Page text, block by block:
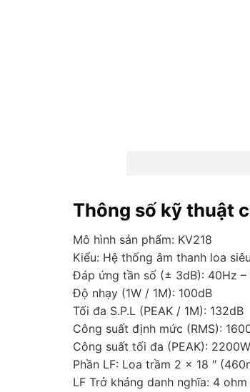
Thông số kỹ thuật
Mô hình sản phẩm: KV218
Kiểu: Hệ thống âm thanh loa
Đáp ứng tần số (± 3dB): 40Hz –
Độ nhạy (1W / 1M): 100dB
Tối đa S.P.L (PEAK / 1M): 132dB
Công suất định mức (RMS):
Công suất tối đa (PEAK): 2200W
Phần LF: Loa trầm 2 × 18 ″
LF Trở kháng danh nghĩa: 4 ohm